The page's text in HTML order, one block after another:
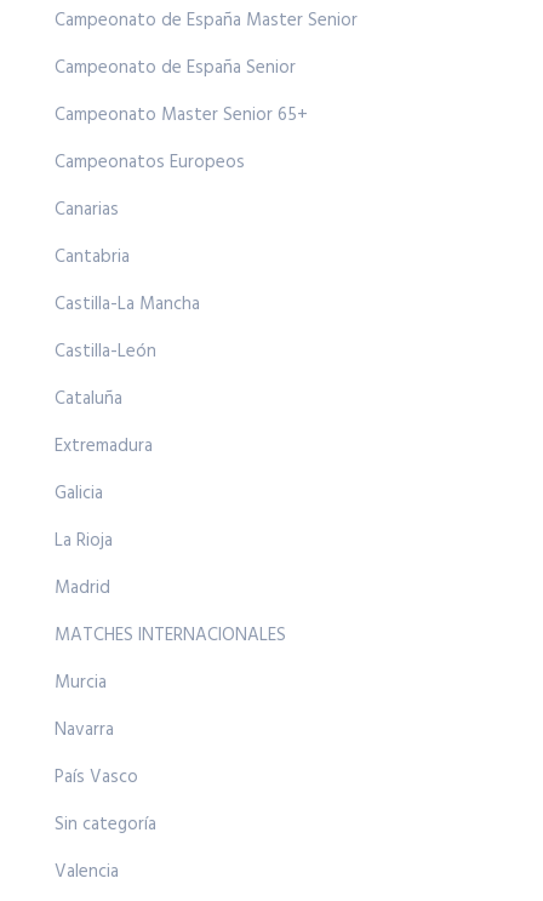
Campeonato de España Master Senior
Campeonato de España Senior
Campeonato Master Senior 65+
Campeonatos Europeos
Canarias
Cantabria
Castilla-La Mancha
Castilla-León
Cataluña
Extremadura
Galicia
La Rioja
Madrid
MATCHES INTERNACIONALES
Murcia
Navarra
País Vasco
Sin categoría
Valencia